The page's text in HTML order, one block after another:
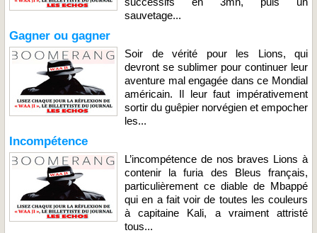
sauvetage...
Gagner ou gagner
Soir de vérité pour les Lions, qui
devront se sublimer pour continuer leur
aventure mal engagée dans ce Mondial
américain. Il leur faut impérativement
sortir du guêpier norvégien et empocher
les...
Incompétence
L’incompétence de nos braves Lions à
contenir la furia des Bleus français,
particulièrement ce diable de Mbappé
qui en a fait voir de toutes les couleurs
à capitaine Kali, a vraiment attristé
tous...